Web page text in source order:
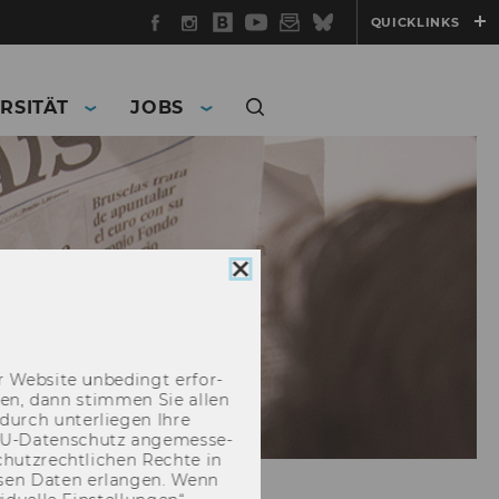
Facebook
Instagram
WU
Blog
YouTube
Newsletter
BlueskyQUICKLINKS
JOBS
Cookie
Web­site un­be­dingt er­for­
dann stim­men Sie allen
un­ter­lie­gen Ihre
​Datenschutz an­ge­mes­se­
Rech­te in
Daten er­lan­gen. Wenn